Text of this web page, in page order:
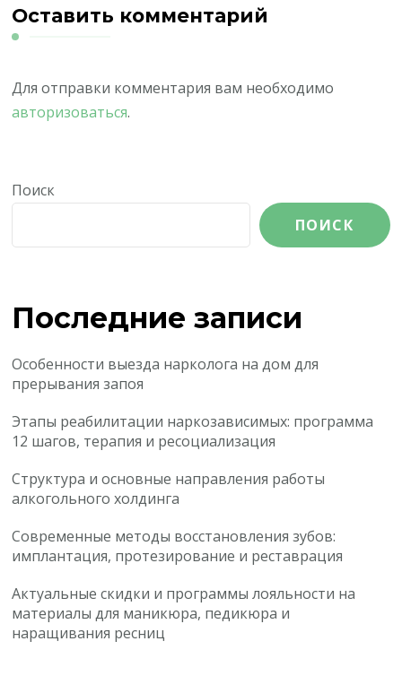
Оставить комментарий
Для отправки комментария вам необходимо
авторизоваться.
Поиск
ПОИСК
Последние записи
Особенности выезда нарколога на дом для
прерывания запоя
Этапы реабилитации наркозависимых: программа
12 шагов, терапия и ресоциализация
Структура и основные направления работы
алкогольного холдинга
Современные методы восстановления зубов:
имплантация, протезирование и реставрация
Актуальные скидки и программы лояльности на
материалы для маникюра, педикюра и
наращивания ресниц